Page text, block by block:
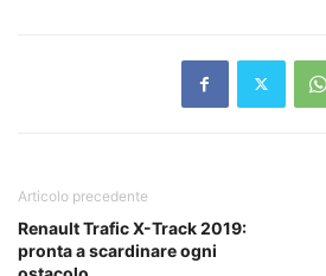
Articolo precedente
Renault Trafic X-Track 2019:
pronta a scardinare ogni